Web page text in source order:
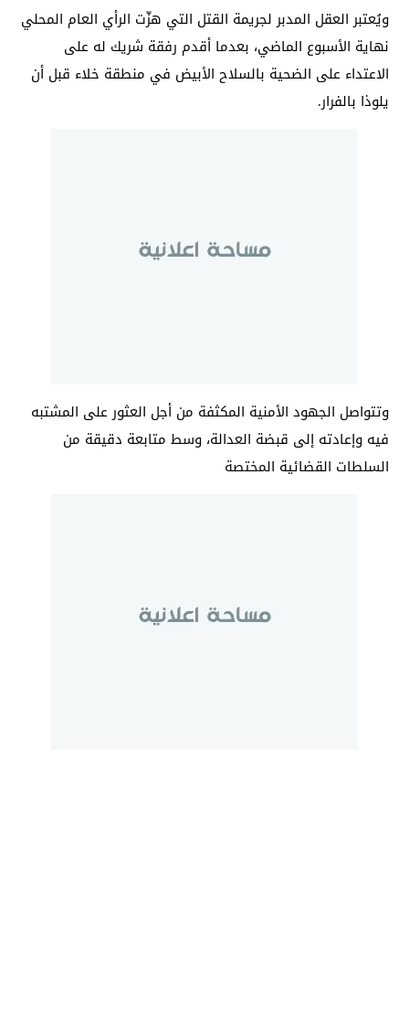
ويُعتبر العقل المدبر لجريمة القتل التي هزّت الرأي العام المحلي
نهاية الأسبوع الماضي، بعدما أقدم رفقة شريك له على
الاعتداء على الضحية بالسلاح الأبيض في منطقة خلاء قبل أن
يلوذا بالفرار.
وتتواصل الجهود الأمنية المكثفة من أجل العثور على المشتبه
فيه وإعادته إلى قبضة العدالة، وسط متابعة دقيقة من
السلطات القضائية المختصة